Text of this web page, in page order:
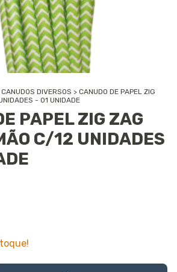
CANUDOS DIVERSOS > CANUDO DE PAPEL ZIG
- 01 UNIDADE
PAPEL ZIG ZAG
C/12 UNIDADES